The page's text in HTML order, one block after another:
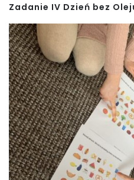
Zadanie IV Dzień bez